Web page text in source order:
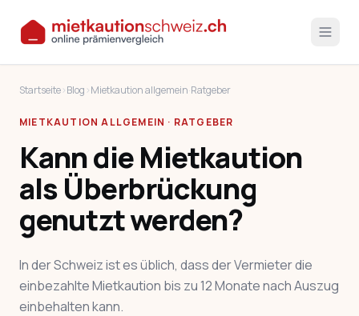
Startseite›Blog ›Mietkaution allgemein·Ratgeber
MIETKAUTION ALLGEMEIN · RATGEBER
Kann die Mietkaution
als Überbrückung
genutzt werden?
In der Schweiz ist es üblich, dass der Vermieter die
einbezahlte Mietkaution bis zu 12 Monate nach Auszug
einbehalten kann.